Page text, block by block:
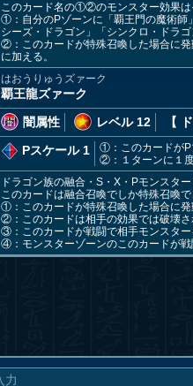
このカード名の①②のモンスター効果は
①：自分のPゾーンに「覇王門の魔術師
シーズ・ドラゴン」「シンクロ・ドラ
②：このカードが特殊召喚した場合に
に加える。
はおうりゅうズァーク
覇王龍ズァーク
闇属性
レベル 12 【
Pスケール 1
①：このカードがP
②：１ターンに１
ドラゴン族の融合・S・X・Pモンスタ
このカードは融合召喚でしか特殊召喚で
①：このカードが特殊召喚した場合に発
②：このカードは相手の効果では破壊さ
③：このカードが戦闘で相手モンスター
④：モンスターゾーンのこのカードが戦